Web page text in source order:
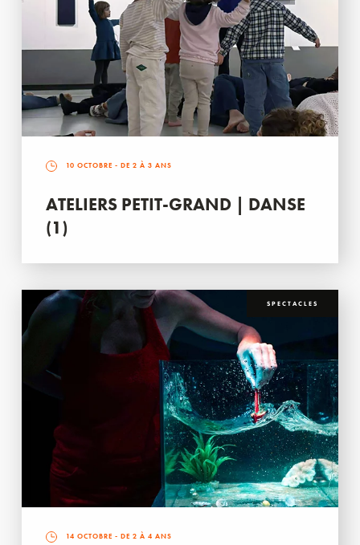
10 OCTOBRE - DE 2 À 3 ANS
ATELIERS PETIT-GRAND | DANSE
(1)
SPECTACLES
14 OCTOBRE - DE 2 À 4 ANS